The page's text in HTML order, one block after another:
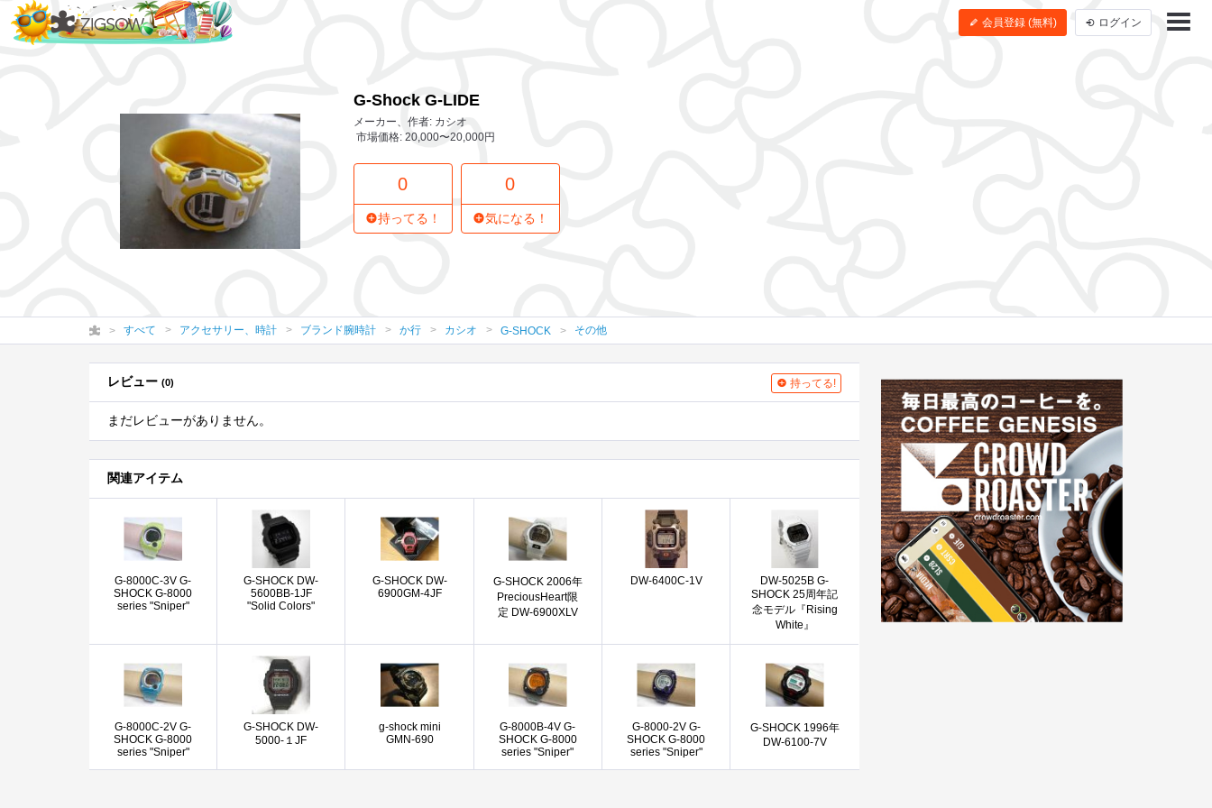
会員登録 (無料) ログイン
G-Shock G-LIDE
メーカー、作者: カシオ
市場価格: 20,000〜20,000円
0
持ってる！
0
気になる！
すべて アクセサリー、時計 ブランド腕時計 か行 カシオ G-SHOCK その他
レビュー (0) 持ってる!
まだレビューがありません。
関連アイテム
G-8000C-3V G-
SHOCK G-8000
series "Sniper"
G-SHOCK DW-
5600BB-1JF
"Solid Colors"
G-SHOCK DW-
6900GM-4JF
G-SHOCK 2006年
PreciousHeart限
定 DW-6900XLV
DW-6400C-1V
DW-5025B G-
SHOCK 25周年記
念モデル『Rising
White』
G-8000C-2V G-
SHOCK G-8000
series "Sniper"
G-SHOCK DW-
5000-１JF
g-shock mini
GMN-690
G-8000B-4V G-
SHOCK G-8000
series "Sniper"
G-8000-2V G-
SHOCK G-8000
series "Sniper"
G-SHOCK 1996年
DW-6100-7V